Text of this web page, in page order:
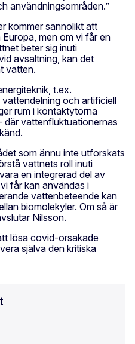
användningsområden.”
kommer sannolikt att
men om vi får en
beter sig inuti
avsaltning, kan det
vatten.
t.ex.
och artificiell
rum i kontaktytorna
där vattenfluktuationernas
som ännu inte utforskats
vattnets roll inuti
en integrerad del av
får kan användas i
vattenbeteende kan
biomolekyler. Om så är
Nilsson.
lösa covid-orsakade
själva den kritiska